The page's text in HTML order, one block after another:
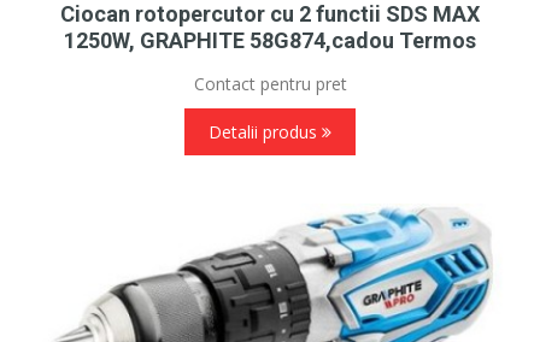
Ciocan rotopercutor cu 2 functii SDS MAX
1250W, GRAPHITE 58G874,cadou Termos
Contact pentru pret
Detalii produs